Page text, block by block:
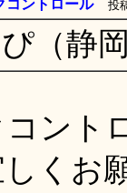
コントロール 投
（静
ント
くお